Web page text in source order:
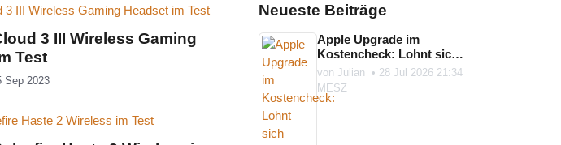
3 III Wireless Gaming
Test
Sep 2023
Neueste Beiträge
Apple Upgrade im
Kostencheck: Lohnt sich
Apples neues Geräte-
Abo?
von Julian • 28 Jul 2026 21:34
MESZ